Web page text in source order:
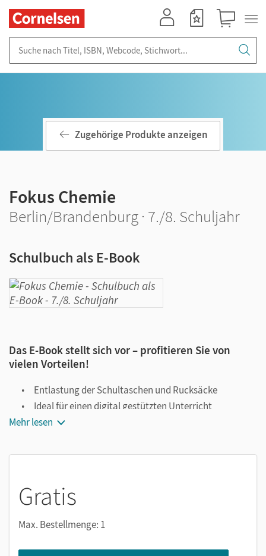
Zugehörige Produkte anzeigen
Fokus Chemie
Berlin/Brandenburg · 7./8. Schuljahr
Schulbuch als E-Book
Das E-Book stellt sich vor – profitieren Sie von
vielen Vorteilen!
Entlastung der Schultaschen und Rucksäcke
Ideal für einen digital gestützten Unterricht
Notiz- und Markierungsmöglichkeit
Notizen erstellen
Markierungen setzen
Mehr lesen
Gratis
Max. Bestellmenge: 1